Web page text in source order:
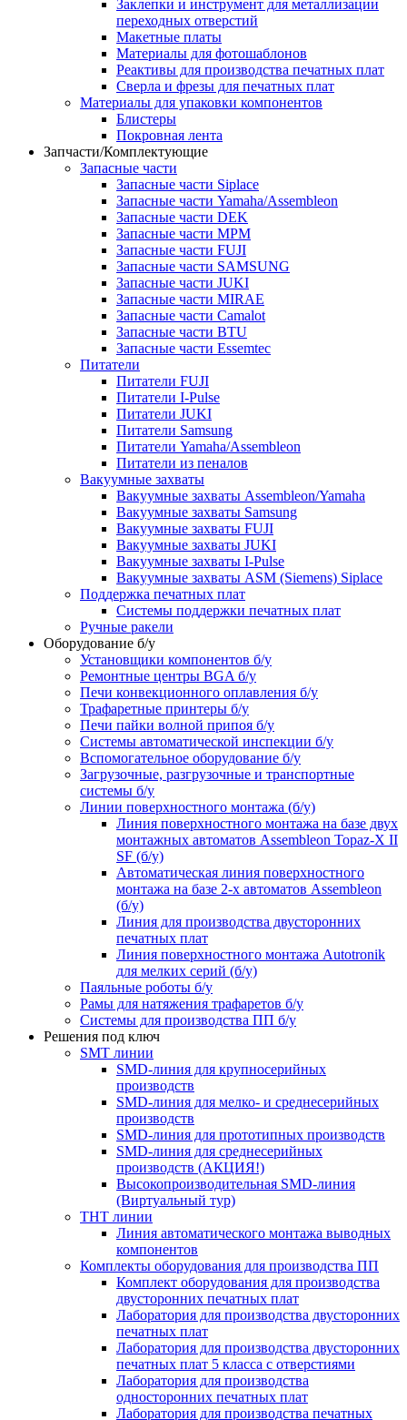
Заклепки и инструмент для металлизации
переходных отверстий
Макетные платы
Материалы для фотошаблонов
Реактивы для производства печатных плат
Сверла и фрезы для печатных плат
Материалы для упаковки компонентов
Блистеры
Покровная лента
Запчасти/Комплектующие
Запасные части
Запасные части Siplace
Запасные части Yamaha/Assembleon
Запасные части DEK
Запасные части MPM
Запасные части FUJI
Запасные части SAMSUNG
Запасные части JUKI
Запасные части MIRAE
Запасные части Camalot
Запасные части BTU
Запасные части Essemtec
Питатели
Питатели FUJI
Питатели I-Pulse
Питатели JUKI
Питатели Samsung
Питатели Yamaha/Assembleon
Питатели из пеналов
Вакуумные захваты
Вакуумные захваты Assembleon/Yamaha
Вакуумные захваты Samsung
Вакуумные захваты FUJI
Вакуумные захваты JUKI
Вакуумные захваты I-Pulse
Вакуумные захваты ASM (Siemens) Siplace
Поддержка печатных плат
Системы поддержки печатных плат
Ручные ракели
Оборудование б/у
Установщики компонентов б/у
Ремонтные центры BGA б/у
Печи конвекционного оплавления б/у
Трафаретные принтеры б/у
Печи пайки волной припоя б/у
Системы автоматической инспекции б/у
Вспомогательное оборудование б/у
Загрузочные, разгрузочные и транспортные
системы б/у
Линии поверхностного монтажа (б/у)
Линия поверхностного монтажа на базе двух
монтажных автоматов Assembleon Topaz-X II
SF (б/у)
Автоматическая линия поверхностного
монтажа на базе 2-х автоматов Assembleon
(б/у)
Линия для производства двусторонних
печатных плат
Линия поверхностного монтажа Autotronik
для мелких серий (б/у)
Паяльные роботы б/у
Рамы для натяжения трафаретов б/у
Системы для производства ПП б/у
Решения под ключ
SMT линии
SMD-линия для крупносерийных
производств
SMD-линия для мелко- и среднесерийных
производств
SMD-линия для прототипных производств
SMD-линия для среднесерийных
производств (АКЦИЯ!)
Высокопроизводительная SMD-линия
(Виртуальный тур)
THT линии
Линия автоматического монтажа выводных
компонентов
Комплекты оборудования для производства ПП
Комплект оборудования для производства
двусторонних печатных плат
Лаборатория для производства двусторонних
печатных плат
Лаборатория для производства двусторонних
печатных плат 5 класса с отверстиями
Лаборатория для производства
односторонних печатных плат
Лаборатория для производства печатных